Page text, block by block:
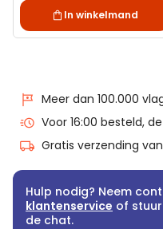
In winkelmand
Meer dan 100.000
Voor 16:00 besteld,
Gratis verzending
Hulp nodig? Neem
klantenservice of
de chat.